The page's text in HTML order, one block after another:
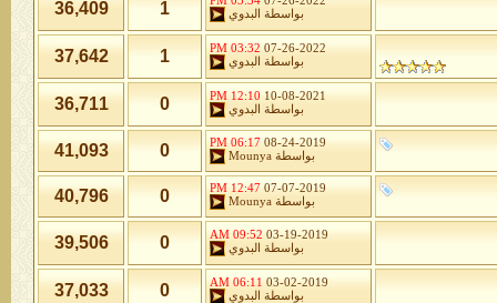
بواسطة
البدوي 1
36,409
07-26-2022
03:32 PM
بواسطة
البدوي 1
37,642
10-08-2021
12:10 PM
بواسطة
البدوي 0
36,711
08-24-2019
06:17 PM
بواسطة Mounya
0
41,093
07-07-2019
12:47 PM
بواسطة Mounya
0
40,796
03-19-2019
09:52 AM
بواسطة
البدوي 0
39,506
03-02-2019
06:11 AM
بواسطة
البدوي 0
37,033